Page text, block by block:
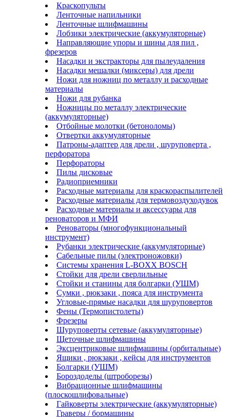
Краскопульты
Ленточные напильники
Ленточные шлифмашины
Лобзики электрические (аккумуляторные)
Направляющие упоры и шины для пил ,
фрезеров
Насадки и экстракторы для пылеудаления
Насадки мешалки (миксеры) для дрели
Ножи для ножниц по металлу и расходные
материалы
Ножи для рубанка
Ножницы по металлу электрические
(аккумуляторные)
Отбойные молотки (бетоноломы)
Отвертки аккумуляторные
Патроны-адаптер для дрели , шуруповерта ,
перфоратора
Перфораторы
Пилы дисковые
Радиоприемники
Расходные материалы для краскораспылителей
Расходные материалы для термовоздуходувок
Расходные материалы и аксессуары для
реноваторов и МФИ
Реноваторы (многофункциональный
инструмент)
Рубанки электрические (аккумуляторные)
Сабельные пилы (электроножовки)
Системы хранения L-BOXX BOSCH
Стойки для дрели сверлильные
Стойки и станины для болгарки (УШМ)
Сумки , рюкзаки , пояса для инструмента
Угловые-прямые насадки для шуруповертов
Фены (Термопистолеты)
Фрезеры
Шуруповерты сетевые (аккумуляторные)
Щеточные шлифмашины
Эксцентриковые шлифмашины (орбитальные)
Ящики , рюкзаки , кейсы для инструментов
Болгарки (УШМ)
Бороздоделы (штроборезы)
Вибрационные шлифмашины
(плоскошлифовальные)
Гайковерты электрические (аккумуляторные)
Граверы / бормашины